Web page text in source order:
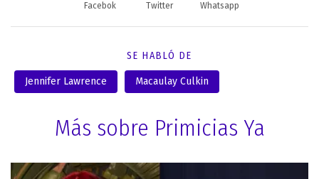
Facebok Twitter Whatsapp
SE HABLÓ DE
Jennifer Lawrence Macaulay Culkin
Más sobre Primicias Ya